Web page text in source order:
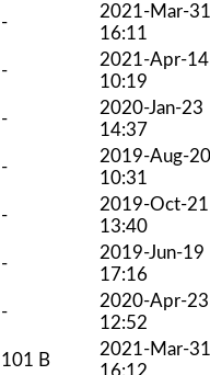
-
2021-Mar-31
16:11
-
2021-Apr-14
10:19
-
2020-Jan-23
14:37
-
2019-Aug-20
10:31
-
2019-Oct-21
13:40
-
2019-Jun-19
17:16
-
2020-Apr-23
12:52
101 B
2021-Mar-31
16:12